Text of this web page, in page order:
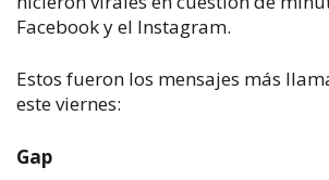
Facebook y el Instagram.
Estos fueron los mensajes más
este viernes:
Gap